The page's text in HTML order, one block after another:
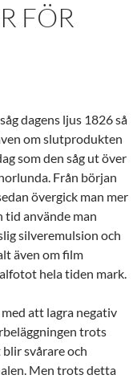
FÖR
dagens ljus 1826 så
om slutprodukten
som den såg ut över
Från början
övergick man mer
tid använde man
silveremulsion och
även om film
hela tiden mark.
att lagra negativ
trots
svårare och
Men trots detta